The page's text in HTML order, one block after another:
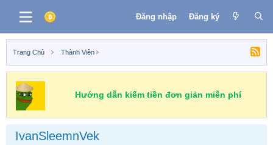
Đăng nhập Đăng ký
Trang Chủ Thành Viên
Hướng dẫn kiếm tiền đơn giản miễn phí
IvanSleemnVek